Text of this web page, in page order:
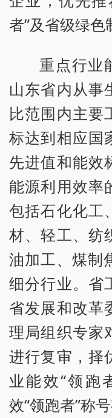
者”及省级绿色
重点行业
山东省内从事
比范围内主要
标达到相应国
先进值和能效
能源利用效率
包括石化化工
材、轻工、纺
油加工、煤制
细分行业。省
省发展和改革
理局组织专家
进行复审，择
业能效“领跑
效“领跑者”称